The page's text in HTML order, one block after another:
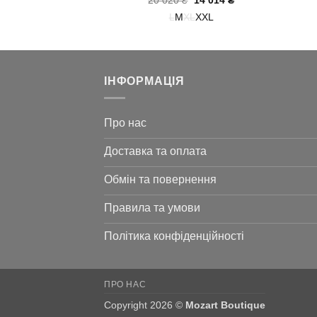
20
LMXLXXL
ІНФОРМАЦІЯ
Про нас
Доставка та оплата
Обмін та повернення
Правила та умови
Політика конфіденційності
ПРО НАС
Copyright 2026 © Mozart Boutique